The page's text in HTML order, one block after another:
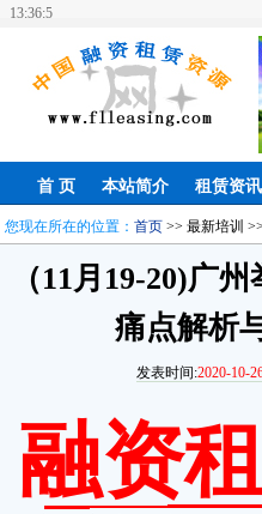
13:36:6
首 页 本站简介 租赁资讯
您现在所在的位置： 首页 >> 最新培训
（11月19-20)广
痛点解析
发表时间:2020-10-
融资